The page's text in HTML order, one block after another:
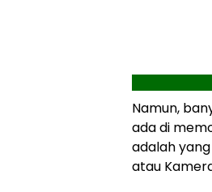
Namun,
ada di
adalah
atau